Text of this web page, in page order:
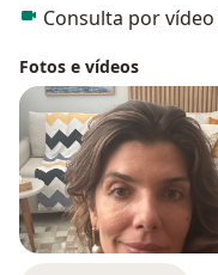
Consulta por vídeo
Fotos e vídeos